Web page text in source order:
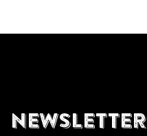
NEWSLETTER